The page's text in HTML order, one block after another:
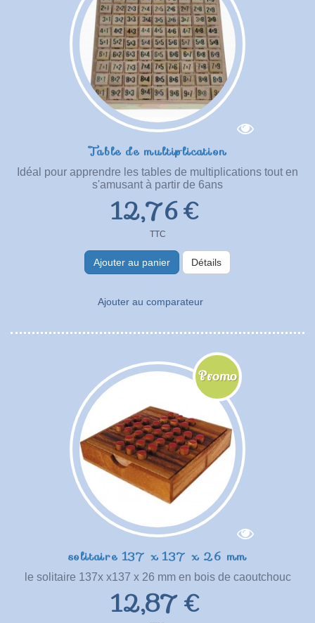
Table de multiplication
Idéal pour apprendre les tables de multiplications tout en
s'amusant à partir de 6ans
12,76 €
TTC
Ajouter au panier Détails
Ajouter au comparateur
Promo
solitaire 137 x 137 x 26 mm
le solitaire 137x x137 x 26 mm en bois de caoutchouc
12,87 €